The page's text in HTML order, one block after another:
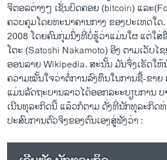
ຈິຕອລຕ່າງໆ ເຊັ່ນບິດຄອຍ (bitcoin) ແລະ
ຄວບຄຸມໂດຍທະນາຄານກາງ ຂອງປະເທດໃ
2008 ໂດຍຄົນກຸ່ມນຶ່ງທີ່ບໍ່ຮູ້ວ່າແມ່ນໃຜ ແຕ່ໃສ່
ໂຕະ (Satoshi Nakamoto) ອີງ ຕາມເວັບໄ
ອອນລາຍ Wikipedia. ສະນັ້ນ ມັນຈຶ່ງເຮັດໃ
ຄວາມໝັ້ນໃຈວ່າຕໍ່ການລົງທຶນໃນການຊື້-ຂາຍ
ແມ່ນລັດຖະບານລາວໄດ້ອອກລະະບຽບການ
ເນີນທຸລະກິດນີ້ ແລ້ວກໍຕາມ ດັ່ງທີ່ນັກທຸລະກິດທ່
ປະສົບການຕົວຈິງຂອງຕົນເອງສູ່ຟັງວ່າ :